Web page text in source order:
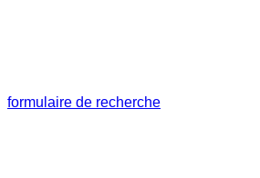
formulaire de recherche